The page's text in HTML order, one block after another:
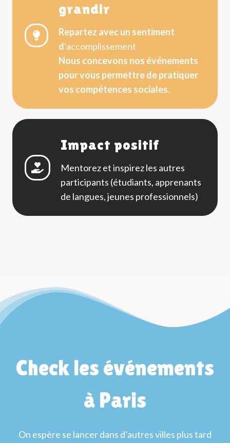
grandir
Repartez avec un sentiment
d‘accomplissement
Nous concevons nos événements
pour vous permettre de pratiquer
vos compétences sociales.
Impact positif
Mentorez et inspirez les autres
participants (étudiants, apprenants
de langues, jeunes professionnels)
Check les événements
à Paris
On espère se lancer dans d’autres villes plus tard